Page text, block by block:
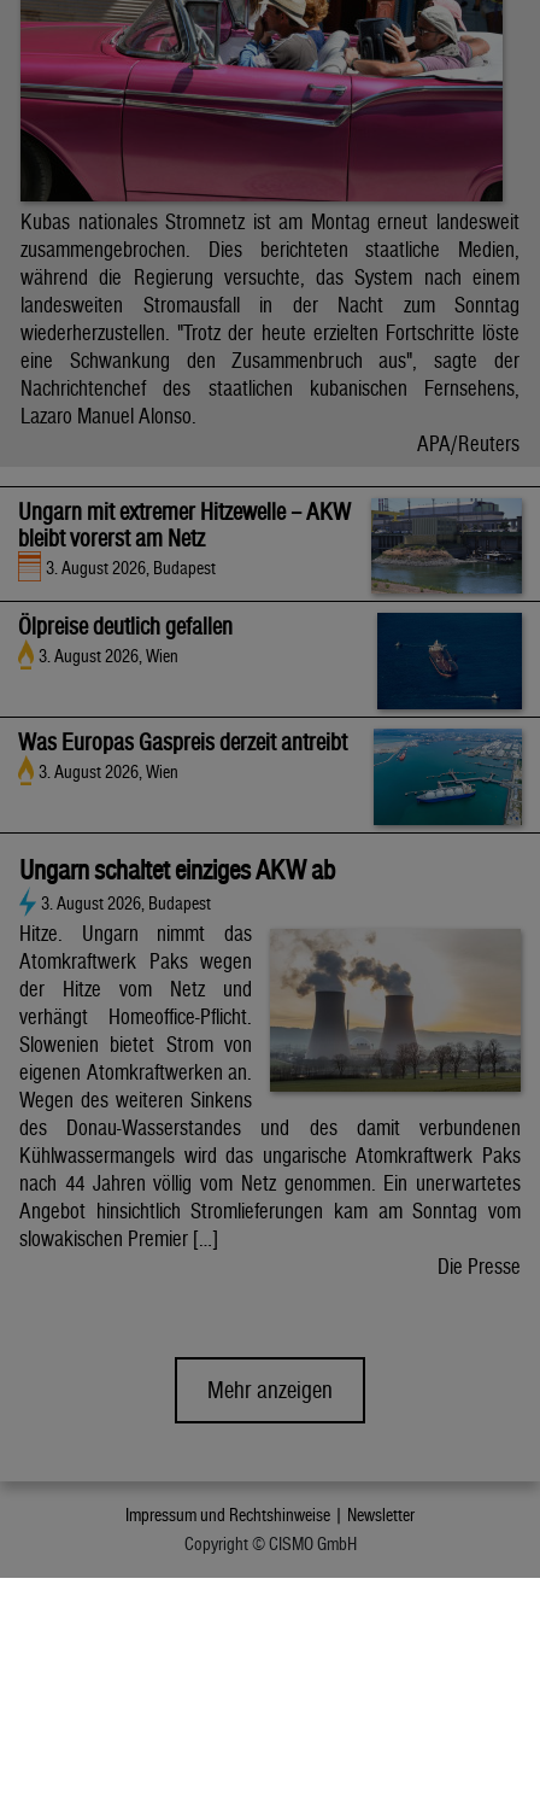
Kubas nationales Stromnetz ist am Montag erneut landesweit
zusammengebrochen. Dies berichteten staatliche Medien,
während die Regierung versuchte, das System nach einem
landesweiten Stromausfall in der Nacht zum Sonntag
wiederherzustellen. "Trotz der heute erzielten Fortschritte löste
eine Schwankung den Zusammenbruch aus", sagte der
Nachrichtenchef des staatlichen kubanischen Fernsehens,
Lazaro Manuel Alonso.
APA/Reuters
Ungarn mit extremer Hitzewelle – AKW
bleibt vorerst am Netz
3. August 2026, Budapest
Ölpreise deutlich gefallen
3. August 2026, Wien
Was Europas Gaspreis derzeit antreibt
3. August 2026, Wien
Ungarn schaltet einziges AKW ab
3. August 2026, Budapest
Hitze. Ungarn nimmt das
Atomkraftwerk Paks wegen
der Hitze vom Netz und
verhängt Homeoffice-Pflicht.
Slowenien bietet Strom von
eigenen Atomkraftwerken an.
Wegen des weiteren Sinkens
des Donau-Wasserstandes und des damit verbundenen
Kühlwassermangels wird das ungarische Atomkraftwerk Paks
nach 44 Jahren völlig vom Netz genommen. Ein unerwartetes
Angebot hinsichtlich Stromlieferungen kam am Sonntag vom
slowakischen Premier […]
Die Presse
Mehr anzeigen
Impressum und Rechtshinweise | Newsletter
Copyright © CISMO GmbH